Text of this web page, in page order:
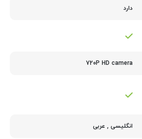
دارد
720P HD camera
انگلیسی , عربی